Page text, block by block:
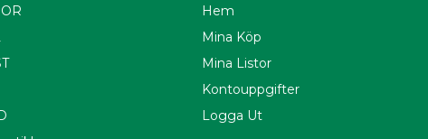
Hem
Mina Köp
Mina Listor
Kontouppgifter
Logga Ut